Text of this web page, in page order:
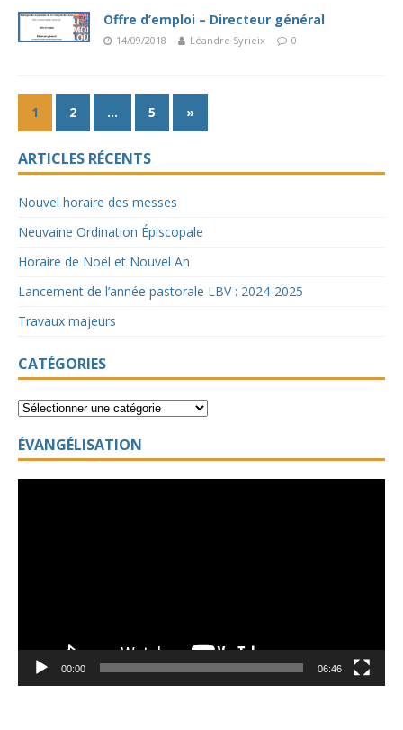
Offre d’emploi – Directeur général
14/09/2018 Léandre Syrieix 0
1 2 … 5 »
ARTICLES RÉCENTS
Nouvel horaire des messes
Neuvaine Ordination Épiscopale
Horaire de Noël et Nouvel An
Lancement de l’année pastorale LBV : 2024-2025
Travaux majeurs
CATÉGORIES
ÉVANGÉLISATION
00:00 06:46